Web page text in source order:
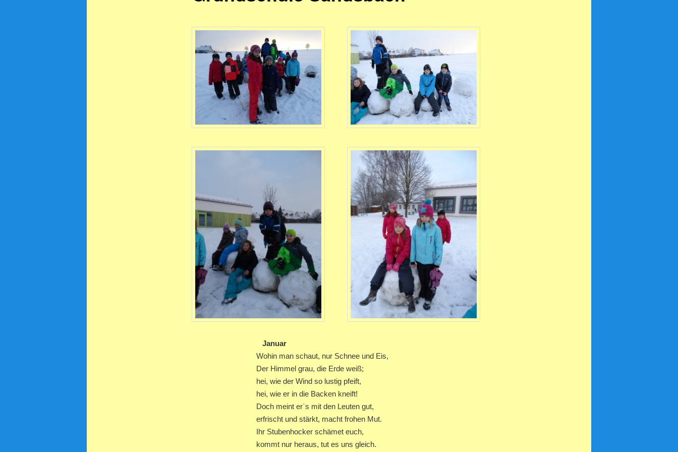
Januar
Wohin man schaut, nur Schnee und Eis,
Der Himmel grau, die Erde weiß;
hei, wie der Wind so lustig pfeift,
hei, wie er in die Backen kneift!
Doch meint er`s mit den Leuten gut,
erfrischt und stärkt, macht frohen Mut.
Ihr Stubenhocker schämet euch,
kommt nur heraus, tut es uns gleich.